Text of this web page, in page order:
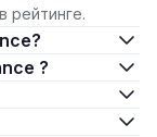
рейтинге.
?